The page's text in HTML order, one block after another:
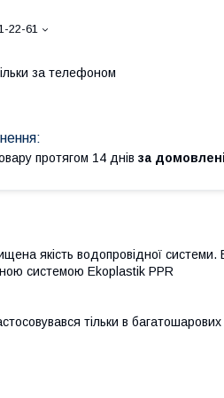
22-61
за телефоном
протягом 14 днів за
якість водопровідної системи.
системою Ekoplastik PPR
тільки в